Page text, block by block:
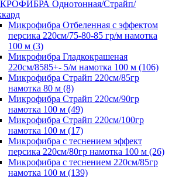
Однотонная/Страйп/
Микрофибра Отбеленная с эффектом
персика 220см/75-80-85 гр/м намотка
100 м (3)
Микрофибра Гладкокрашеная
220см/8585+- 5/м намотка 100 м (106)
Микрофибра Страйп 220см/85гр
намотка 80 м (8)
Микрофибра Страйп 220см/90гр
намотка 100 м (49)
Микрофибра Страйп 220см/100гр
намотка 100 м (17)
Микрофибра с теснением эффект
персика 220см/80гр намотка 100 м (26)
Микрофибра с теснением 220см/85гр
намотка 100 м (139)